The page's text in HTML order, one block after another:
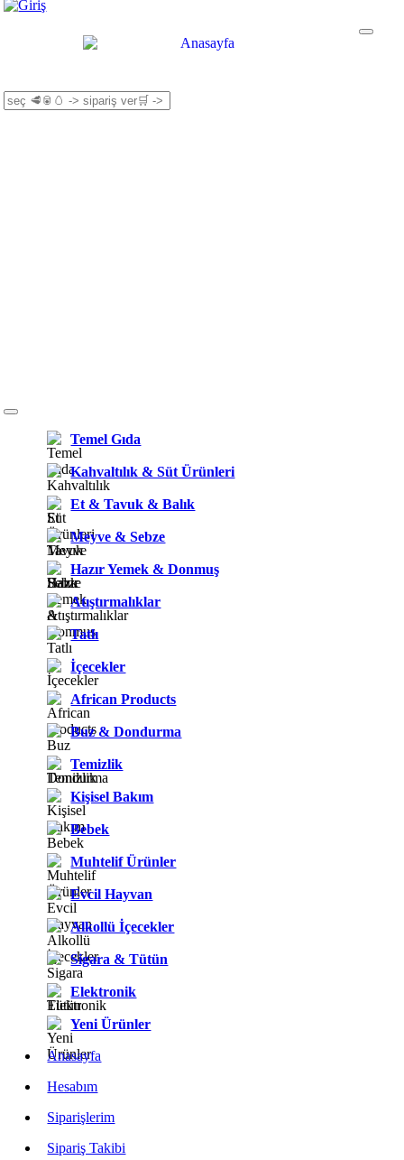
Temel Gıda
Kahvaltılık & Süt Ürünleri
Et & Tavuk & Balık
Meyve & Sebze
Hazır Yemek & Donmuş
Atıştırmalıklar
Tatlı
İçecekler
African Products
Buz & Dondurma
Temizlik
Kişisel Bakım
Bebek
Muhtelif Ürünler
Evcil Hayvan
Alkollü İçecekler
Sigara & Tütün
Elektronik
Yeni Ürünler
Anasayfa
Hesabım
Siparişlerim
Sipariş Takibi